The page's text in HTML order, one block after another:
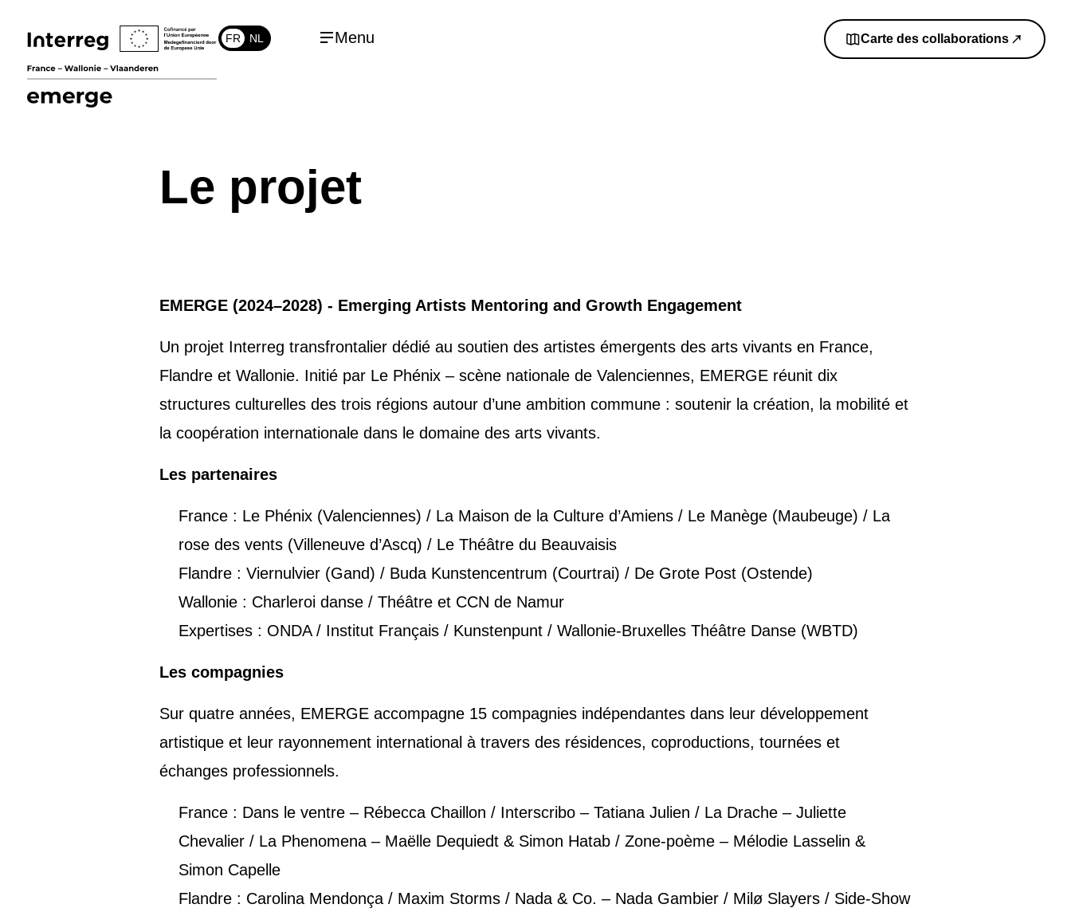
FR NL Menu Carte des collaborations
Le projet
EMERGE (2024–2028) - Emerging Artists Mentoring and Growth Engagement
Un projet Interreg transfrontalier dédié au soutien des artistes émergents des arts vivants en France,
Flandre et Wallonie. Initié par Le Phénix – scène nationale de Valenciennes, EMERGE réunit dix
structures culturelles des trois régions autour d’une ambition commune : soutenir la création, la mobilité et
la coopération internationale dans le domaine des arts vivants.
Les partenaires
France : Le Phénix (Valenciennes) / La Maison de la Culture d’Amiens / Le Manège (Maubeuge) / La
rose des vents (Villeneuve d’Ascq) / Le Théâtre du Beauvaisis
Flandre : Viernulvier (Gand) / Buda Kunstencentrum (Courtrai) / De Grote Post (Ostende)
Wallonie : Charleroi danse / Théâtre et CCN de Namur
Expertises : ONDA / Institut Français / Kunstenpunt / Wallonie-Bruxelles Théâtre Danse (WBTD)
Les compagnies
Sur quatre années, EMERGE accompagne 15 compagnies indépendantes dans leur développement
artistique et leur rayonnement international à travers des résidences, coproductions, tournées et
échanges professionnels.
France : Dans le ventre – Rébecca Chaillon / Interscribo – Tatiana Julien / La Drache – Juliette
Chevalier / La Phenomena – Maëlle Dequiedt & Simon Hatab / Zone-poème – Mélodie Lasselin &
Simon Capelle
Flandre : Carolina Mendonça / Maxim Storms / Nada & Co. – Nada Gambier / Milø Slayers / Side-Show